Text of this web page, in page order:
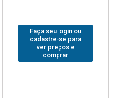
Faça seu login ou
cadastre-se para
ver preços e
comprar